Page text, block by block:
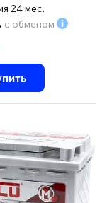
24 мес.
с обменом